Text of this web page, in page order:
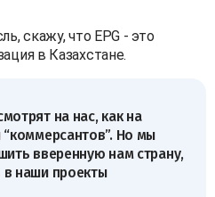
скажу, что EPG - это
в Казахстане.
на нас, как на
“коммерсантов”. Но мы
вверенную нам страну,
в наши проекты